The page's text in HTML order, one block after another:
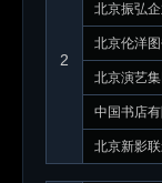
2
北京振弘
北京伦洋
北京演艺
中国书店
北京新影